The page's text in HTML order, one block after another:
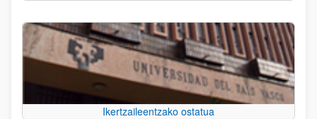
Ikertzaileentzako ostatua